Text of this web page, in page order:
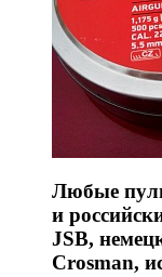
Любые
и
JSB,
Crosman,